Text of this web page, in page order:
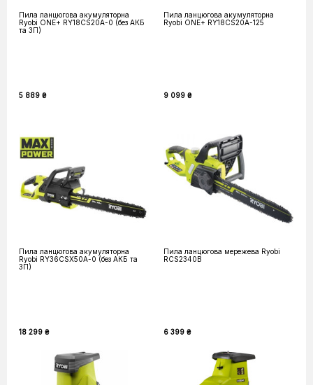
Пила ланцюгова акумуляторна
Ryobi ONE+ RY18CS20A-0 (без АКБ
та ЗП)
5 889 ₴
Пила ланцюгова акумуляторна
Ryobi ONE+ RY18CS20A-125
9 099 ₴
Пила ланцюгова акумуляторна
Ryobi RY36CSX50A-0 (без АКБ та
ЗП)
18 299 ₴
Пила ланцюгова мережева Ryobi
RCS2340B
6 399 ₴